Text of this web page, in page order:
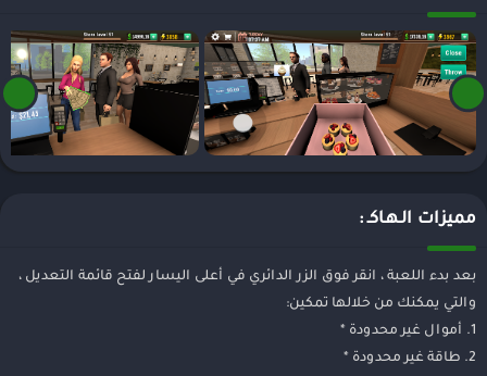
مميزات الـهـاكـ :
بعد بدء اللعبة ، انقر فوق الزر الدائري في أعلى اليسار لفتح قائمة التعديل ،
والتي يمكنك من خلالها تمكين:
1. أموال غير محدودة *
2. طاقة غير محدودة *